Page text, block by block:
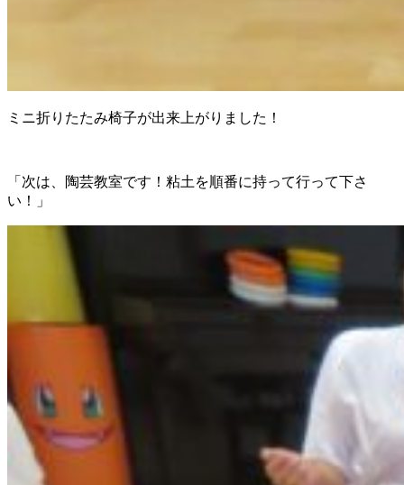
ミニ折りたたみ椅子が出来上がりました！
「次は、陶芸教室です！粘土を順番に持って行って下さ
い！」